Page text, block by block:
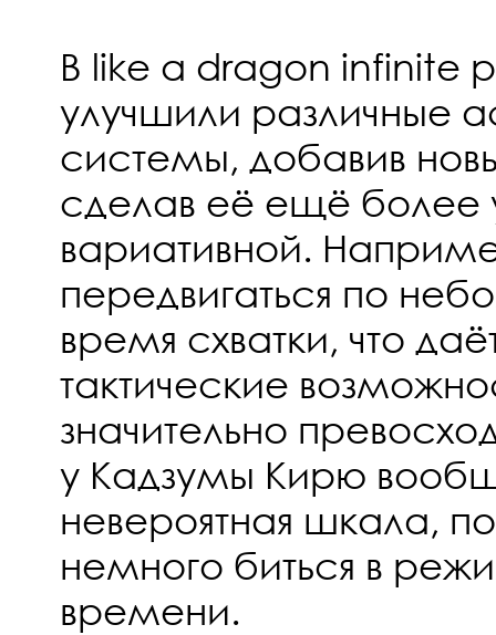
В like a dragon infinite
улучшили различные
системы, добавив
сделав её ещё более
вариативной.
передвигаться по
время схватки, что
тактические
значительно
у Кадзумы Кирю
невероятная шкала,
немного биться в
времени.